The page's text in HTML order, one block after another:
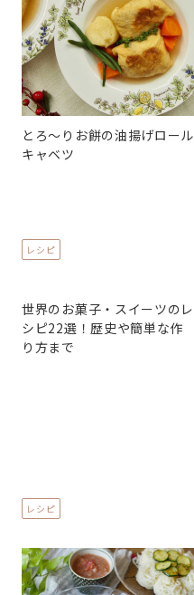
とろ〜りお餅の油揚げロール
キャベツ
レシピ
世界のお菓子・スイーツのレ
シピ22選！歴史や簡単な作
り方まで
レシピ